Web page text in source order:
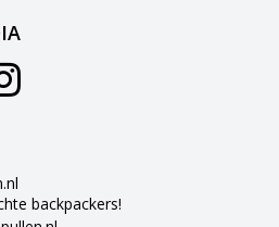
backpackers!